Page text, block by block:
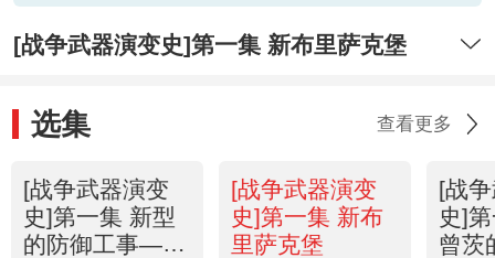
[战争武器演变史]第一集 新布里萨克堡
选集 查看更多
[战争武器演变
史]第一集 新型
的防御工事——
[战争武器演变
史]第一集 新布
里萨克堡
[战
史]
曾茨